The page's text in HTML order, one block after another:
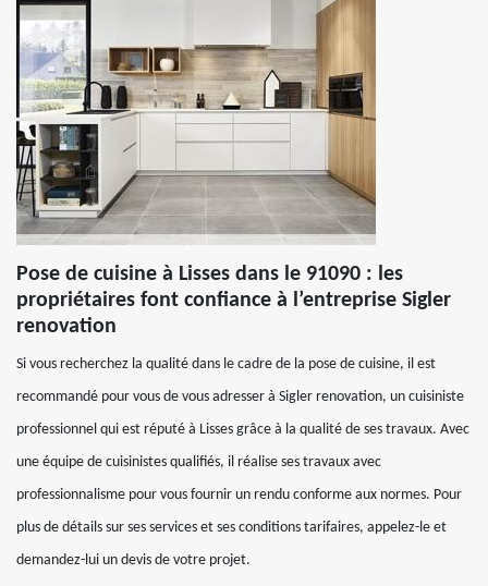
Pose de cuisine à Lisses dans le 91090 : les
propriétaires font confiance à l’entreprise Sigler
renovation
Si vous recherchez la qualité dans le cadre de la pose de cuisine, il est
recommandé pour vous de vous adresser à Sigler renovation, un cuisiniste
professionnel qui est réputé à Lisses grâce à la qualité de ses travaux. Avec
une équipe de cuisinistes qualifiés, il réalise ses travaux avec
professionnalisme pour vous fournir un rendu conforme aux normes. Pour
plus de détails sur ses services et ses conditions tarifaires, appelez-le et
demandez-lui un devis de votre projet.